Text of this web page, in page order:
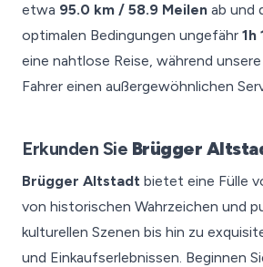
etwa 95.0 km / 58.9 Meilen ab und
optimalen Bedingungen ungefähr 1h
eine nahtlose Reise, während
Fahrer einen außergewöhnlichen
Erkunden Sie Brügger
Brügger Altstadt bietet eine Fülle
von historischen Wahrzeichen und
kulturellen Szenen bis hin zu
und Einkaufserlebnissen. Beginnen